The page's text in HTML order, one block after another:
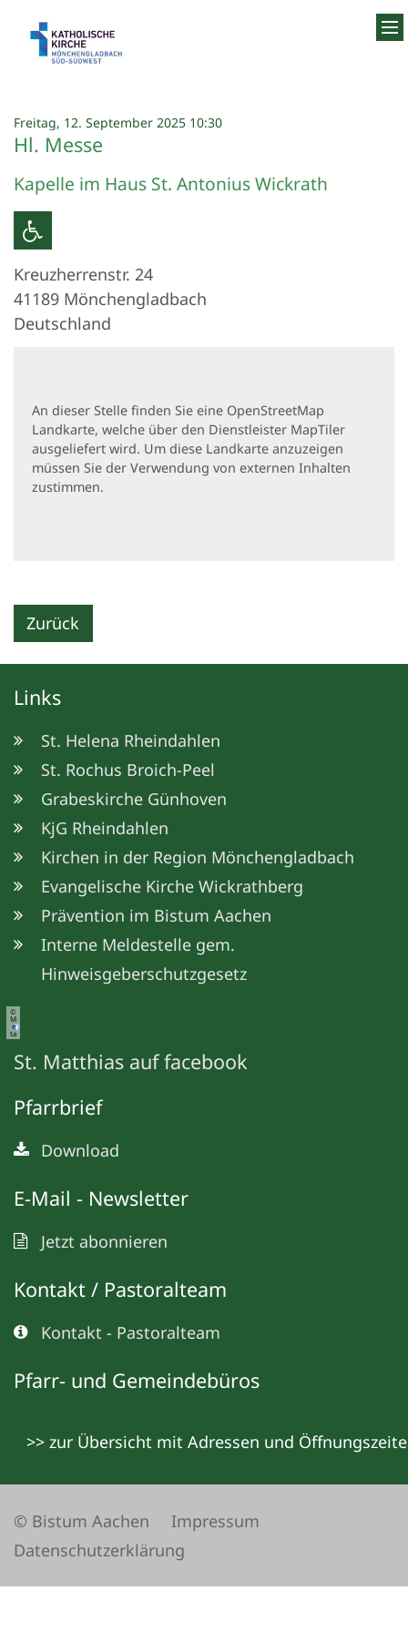
Freitag, 12. September 2025 10:30:
Hl. Messe
Kapelle im Haus St. Antonius Wickrath
Kreuzherrenstr. 24
41189 Mönchengladbach
Deutschland
An dieser Stelle finden Sie eine OpenStreetMap
Landkarte, welche über den Dienstleister MapTiler
ausgeliefert wird. Um diese Landkarte anzuzeigen
müssen Sie der Verwendung von externen Inhalten
zustimmen.
Zurück
Links
St. Helena Rheindahlen
St. Rochus Broich-Peel
Grabeskirche Günhoven
KjG Rheindahlen
Kirchen in der Region Mönchengladbach
Evangelische Kirche Wickrathberg
Prävention im Bistum Aachen
Interne Meldestelle gem.
Hinweisgeberschutzgesetz
©
M
e
ta
St. Matthias auf facebook
Pfarrbrief
Download
E-Mail - Newsletter
Jetzt abonnieren
Kontakt / Pastoralteam
Kontakt - Pastoralteam
Pfarr- und Gemeindebüros
>> zur Übersicht mit Adressen und
© Bistum Aachen
Impressum
Datenschutzerklärung